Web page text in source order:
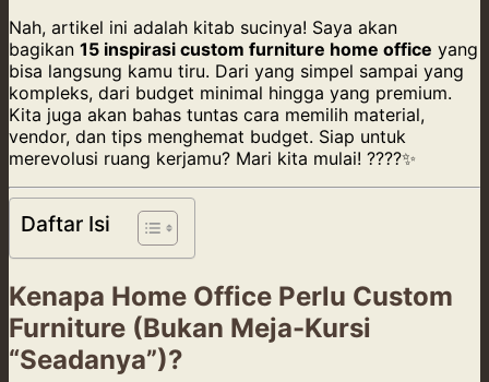
Nah, artikel ini adalah kitab sucinya! Saya akan
bagikan 15 inspirasi custom furniture home office yang
bisa langsung kamu tiru. Dari yang simpel sampai yang
kompleks, dari budget minimal hingga yang premium.
Kita juga akan bahas tuntas cara memilih material,
vendor, dan tips menghemat budget. Siap untuk
merevolusi ruang kerjamu? Mari kita mulai! ????✨
Daftar Isi
Kenapa Home Office Perlu Custom
Furniture (Bukan Meja-Kursi
“Seadanya”)?